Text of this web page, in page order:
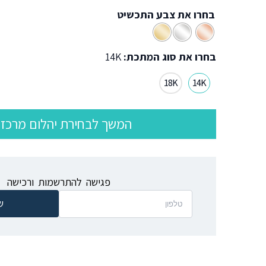
בחרו את צבע התכשיט
בחרו את סוג המתכת: 14K
18K 14K
המשך לבחירת יהלום
פגישה להתרשמות ורכישה